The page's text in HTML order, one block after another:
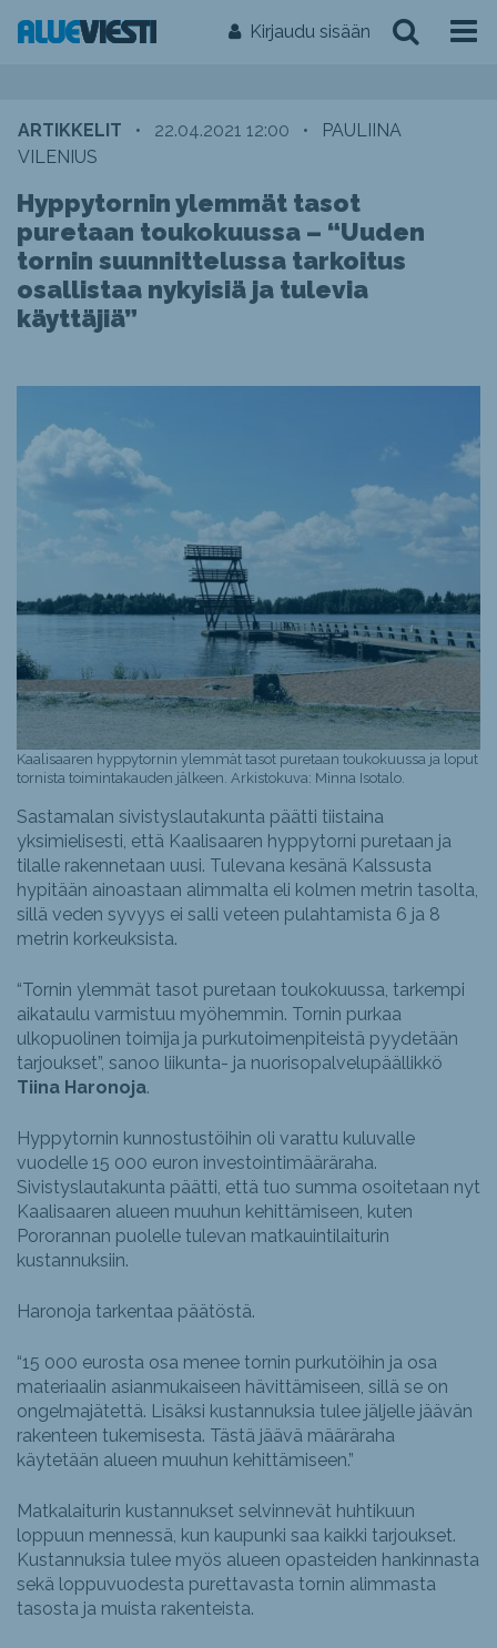
Kirjaudu sisään
ARTIKKELIT • 22.04.2021 12:00 •
PAULIINA
VILENIUS
Hyppytornin ylemmät tasot
puretaan toukokuussa – “Uuden
tornin suunnittelussa tarkoitus
osallistaa nykyisiä ja tulevia
käyttäjiä”
Kaalisaaren hyppytornin ylemmät tasot puretaan toukokuussa ja loput
tornista toimintakauden jälkeen. Arkistokuva: Minna Isotalo.
Sastamalan sivistyslautakunta päätti tiistaina
yksimielisesti, että Kaalisaaren hyppytorni puretaan ja
tilalle rakennetaan uusi. Tulevana kesänä Kalssusta
hypitään ainoastaan alimmalta eli kolmen metrin tasolta,
sillä veden syvyys ei salli veteen pulahtamista 6 ja 8
metrin korkeuksista.
“Tornin ylemmät tasot puretaan toukokuussa, tarkempi
aikataulu varmistuu myöhemmin. Tornin purkaa
ulkopuolinen toimija ja purkutoimenpiteistä pyydetään
tarjoukset”, sanoo liikunta- ja nuorisopalvelupäällikkö
Tiina Haronoja.
Hyppytornin kunnostustöihin oli varattu kuluvalle
vuodelle 15 000 euron investointimääräraha.
Sivistyslautakunta päätti, että tuo summa osoitetaan nyt
Kaalisaaren alueen muuhun kehittämiseen, kuten
Pororannan puolelle tulevan matkauintilaiturin
kustannuksiin.
Haronoja tarkentaa päätöstä.
“15 000 eurosta osa menee tornin purkutöihin ja osa
materiaalin asianmukaiseen hävittämiseen, sillä se on
ongelmajätettä. Lisäksi kustannuksia tulee jäljelle jäävän
rakenteen tukemisesta. Tästä jäävä määräraha
käytetään alueen muuhun kehittämiseen.”
Matkalaiturin kustannukset selvinnevät huhtikuun
loppuun mennessä, kun kaupunki saa kaikki tarjoukset.
Kustannuksia tulee myös alueen opasteiden hankinnasta
sekä loppuvuodesta purettavasta tornin alimmasta
tasosta ja muista rakenteista.